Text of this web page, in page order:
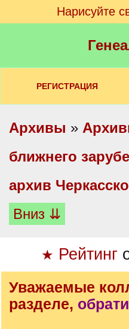
Нарисуйте
РЕГИСТРАЦИЯ
Архивы »
ближнего
архив
Вниз ⇊
★ Рейтинг
Уважаемые
разделе,